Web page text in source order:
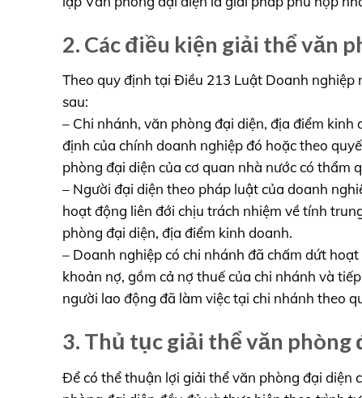
2. Các điều kiện giải thể văn
Theo quy định tại Điều 213 Luật Doanh nghiệp
sau:
– Chi nhánh, văn phòng đại diện, địa điểm
định của chính doanh nghiệp đó hoặc theo
phòng đại diện của cơ quan nhà nước có thẩm
– Người đại diện theo pháp luật của doanh
hoạt động liên đới chịu trách nhiệm về tính
phòng đại diện, địa điểm kinh doanh.
– Doanh nghiệp có chi nhánh đã chấm dứt
khoản nợ, gồm cả nợ thuế của chi nhánh và
người lao động đã làm việc tại chi nhánh theo
3. Thủ tục giải thể văn phòng
Để có thể thuận lợi giải thể văn phòng đại diện